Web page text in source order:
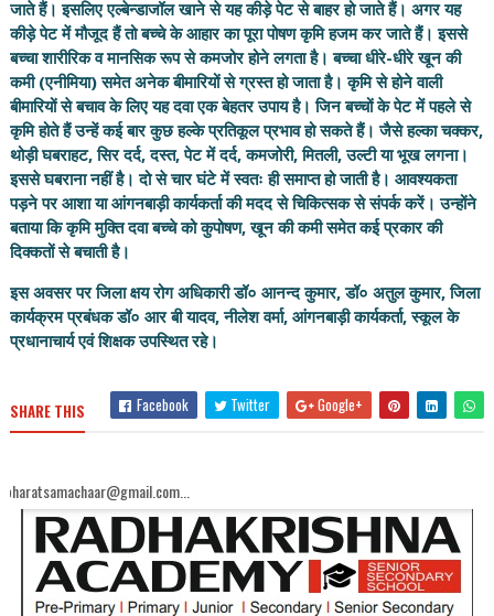
जाते हैं। इसलिए एल्बेन्डाजॉल खाने से यह कीड़े पेट से बाहर हो जाते हैं। अगर यह
कीड़े पेट में मौजूद हैं तो बच्चे के आहार का पूरा पोषण कृमि हजम कर जाते हैं। इससे
बच्चा शारीरिक व मानसिक रूप से कमजोर होने लगता है। बच्चा धीरे-धीरे खून की
कमी (एनीमिया) समेत अनेक बीमारियों से ग्रस्त हो जाता है। कृमि से होने वाली
बीमारियों से बचाव के लिए यह दवा एक बेहतर उपाय है। जिन बच्चों के पेट में पहले से
कृमि होते हैं उन्हें कई बार कुछ हल्के प्रतिकूल प्रभाव हो सकते हैं। जैसे हल्का चक्कर,
थोड़ी घबराहट, सिर दर्द, दस्त, पेट में दर्द, कमजोरी, मितली, उल्टी या भूख लगना।
इससे घबराना नहीं है। दो से चार घंटे में स्वतः ही समाप्त हो जाती है। आवश्यकता
पड़ने पर आशा या आंगनबाड़ी कार्यकर्ता की मदद से चिकित्सक से संपर्क करें। उन्होंने
बताया कि कृमि मुक्ति दवा बच्चे को कुपोषण, खून की कमी समेत कई प्रकार की
दिक्कतों से बचाती है।
इस अवसर पर जिला क्षय रोग अधिकारी डॉ० आनन्द कुमार, डॉ० अतुल कुमार, जिला
कार्यक्रम प्रबंधक डॉ० आर बी यादव, नीलेश वर्मा, आंगनबाड़ी कार्यकर्ता, स्कूल के
प्रधानाचार्य एवं शिक्षक उपस्थित रहे।
SHARE THIS Facebook Twitter Google+